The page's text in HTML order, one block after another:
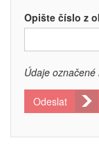
Opište číslo z
Údaje
Odeslat